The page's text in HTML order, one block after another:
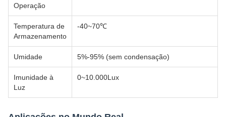
Operação
Temperatura de
Armazenamento
-40~70℃
Umidade 5%-95% (sem condensação)
Imunidade à
Luz
0~10.000Lux